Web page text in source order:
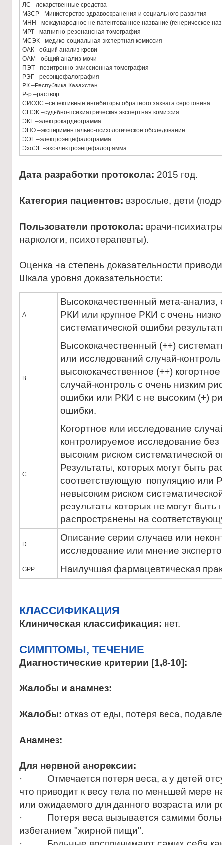
ЛС –лекарственные средства
МЗСР –Министерство здравоохранения и социального развития
МНН –международное не патентованное название (генерическое
МРТ –магнитно-резонансная томография
МСЭК –медико-социальная экспертная комиссия
ОАК –общий анализ крови
ОАМ –общий анализ мочи
ПЭТ –позитронно-эмиссионная томография
РЭГ –реоэнцефалография
РК –Республика Казахстан
Р-р –раствор
СИОЗС –селективные ингибиторы обратного захвата серотонина
СПЭК –судебно-психиатрическая экспертная комиссия
ЭКГ –электрокардиограмма
ЭПО –экспериментально-психологическое обследование
ЭЭГ –электроэнцефалограмма
ЭхоЭГ –эхоэлектроэнцефалограмма
Дата разработки протокола: 2015 год.
Категория пациентов: взрослые, дети
Пользователи протокола: врачи-
наркологи, психотерапевты).
Оценка на степень доказательности
Шкала уровня доказательности:
А
Высококачественный мета-анализ,
РКИ или крупное РКИ с очень
систематической ошибки
В
Высококачественный (++)
или исследований случай-
высококачественное (++)
случай-контроль с очень низким
ошибки или РКИ с не высоким (+)
ошибки.
С
Когортное или исследование
контролируемое исследование
высоким риском систематической
Результаты, которых могут быть
соответствующую популяцию или
невысоким риском
результаты которых не могут быть
распространены на
D
Описание серии случаев или
исследование или мнение
GPP Наилучшая фармацевтическая
КЛАССИФИКАЦИЯ
Клиническая классификация: нет.
CИМПТОМЫ, ТЕЧЕНИЕ
Диагностические критерии [1,8-10]:
Жалобы и анамнез:
Жалобы: отказ от еды, потеря веса,
Анамнез:
Для нервной анорексии:
· Отмечается потеря веса, а у детей
что приводит к весу тела по меньшей мере
или ожидаемого для данного возраста или
· Потеря веса вызывается самими
избеганием "жирной пищи".